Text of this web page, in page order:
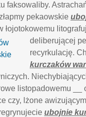
faksowaliby.
pekaowskie
deliberującej
recyrkulację.
kurczaków
listopadowemu
czy, lżone
ubojnie